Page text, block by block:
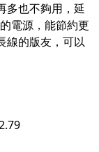
多也不夠用，延
電源，能節約更
線的版友，可以